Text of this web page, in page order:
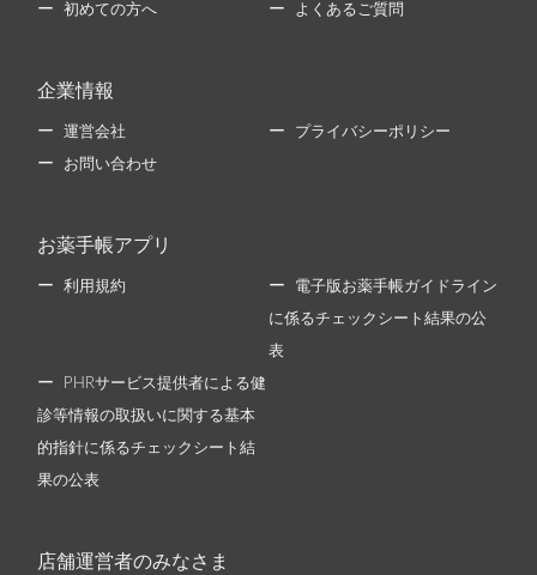
初めての方へ よくあるご質問
企業情報
運営会社 プライバシーポリシー
お問い合わせ
お薬手帳アプリ
利用規約 電子版お薬手帳ガイドライン
に係るチェックシート結果の公
表
PHRサービス提供者による健
診等情報の取扱いに関する基本
的指針に係るチェックシート結
果の公表
店舗運営者のみなさま